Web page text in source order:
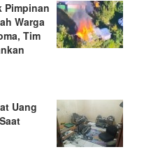
Pimpinan
Warga
Tim
Uang